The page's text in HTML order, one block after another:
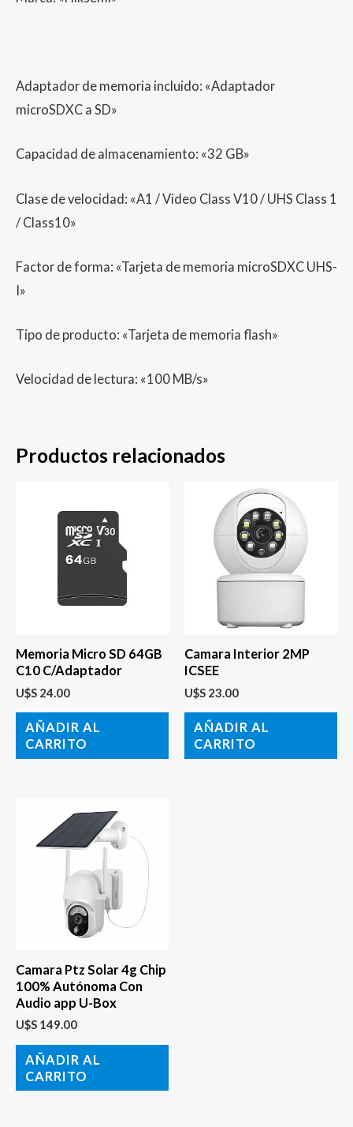
Adaptador de memoria incluido: «Adaptador
microSDXC a SD»
Capacidad de almacenamiento: «32 GB»
Clase de velocidad: «A1 / Video Class V10 / UHS Class 1
/ Class10»
Factor de forma: «Tarjeta de memoria microSDXC UHS-
I»
Tipo de producto: «Tarjeta de memoria flash»
Velocidad de lectura: «100 MB/s»
Productos relacionados
Memoria Micro SD 64GB
C10 C/Adaptador
U$S 24.00
AÑADIR AL
CARRITO
Camara Interior 2MP
ICSEE
U$S 23.00
AÑADIR AL
CARRITO
Camara Ptz Solar 4g Chip
100% Autónoma Con
Audio app U-Box
U$S 149.00
AÑADIR AL
CARRITO